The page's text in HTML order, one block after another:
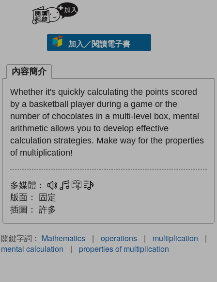
加入／閱讀電子書
內容簡介
Whether it's quickly calculating the points scored
by a basketball player during a game or the
number of chocolates in a multi-level box, mental
arithmetic allows you to develop effective
calculation strategies. Make way for the properties
of multiplication!
多媒體： 多媒體互動練習
版面：
固定
插圖：
許多
關鍵字詞： Mathematics | operations | multiplication
|
mental calculation
| properties of multiplication